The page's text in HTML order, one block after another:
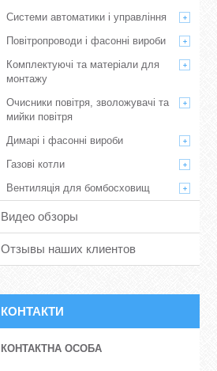
Системи автоматики і управління
Повітропроводи і фасонні вироби
Комплектуючі та матеріали для
монтажу
Очисники повітря, зволожувачі та
мийки повітря
Димарі і фасонні вироби
Газові котли
Вентиляція для бомбосховищ
Видео обзоры
Отзывы наших клиентов
КОНТАКТИ